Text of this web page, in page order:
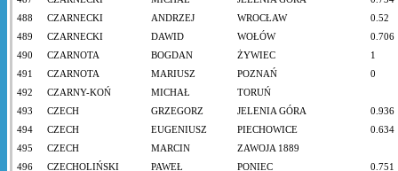
488
CZARNECKI ANDRZEJ WROCŁAW
0.52
489
CZARNECKI DAWID WOŁÓW
0.706
490
CZARNOTA BOGDAN ŻYWIEC
1
491
CZARNOTA MARIUSZ POZNAŃ
0
492
CZARNY-KOŃ MICHAŁ
TORUŃ
493
CZECH GRZEGORZ JELENIA GÓRA
0.936
494
CZECH EUGENIUSZ PIECHOWICE
0.634
495
CZECH MARCIN
ZAWOJA 1889
496
CZECHOLIŃSKI PAWEŁ PONIEC 0.751